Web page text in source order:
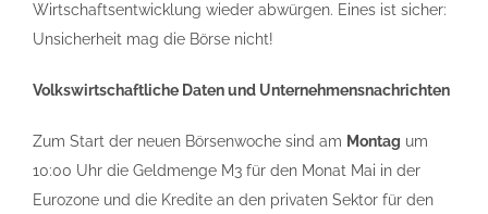
Wirtschaftsentwicklung wieder abwürgen. Eines ist sicher:
Unsicherheit mag die Börse nicht!
Volkswirtschaftliche Daten und Unternehmensnachrichten
Zum Start der neuen Börsenwoche sind am Montag um
10:00 Uhr die Geldmenge M3 für den Monat Mai in der
Eurozone und die Kredite an den privaten Sektor für den